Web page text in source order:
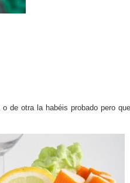
de otra la habéis probado pero que